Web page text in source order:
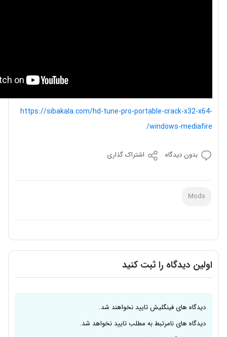
https://sibakala.com/hd-tune-pro-portable-crack-x32-x64-
windows-mediafire/
بدون دیدگاه اشتراک گذاری
Mods
اولین دیدگاه را ثبت کنید
دیدگاه های فینگلیش تایید نخواهند شد.
دیدگاه های نامرتبط به مطلب تایید نخواهد شد.